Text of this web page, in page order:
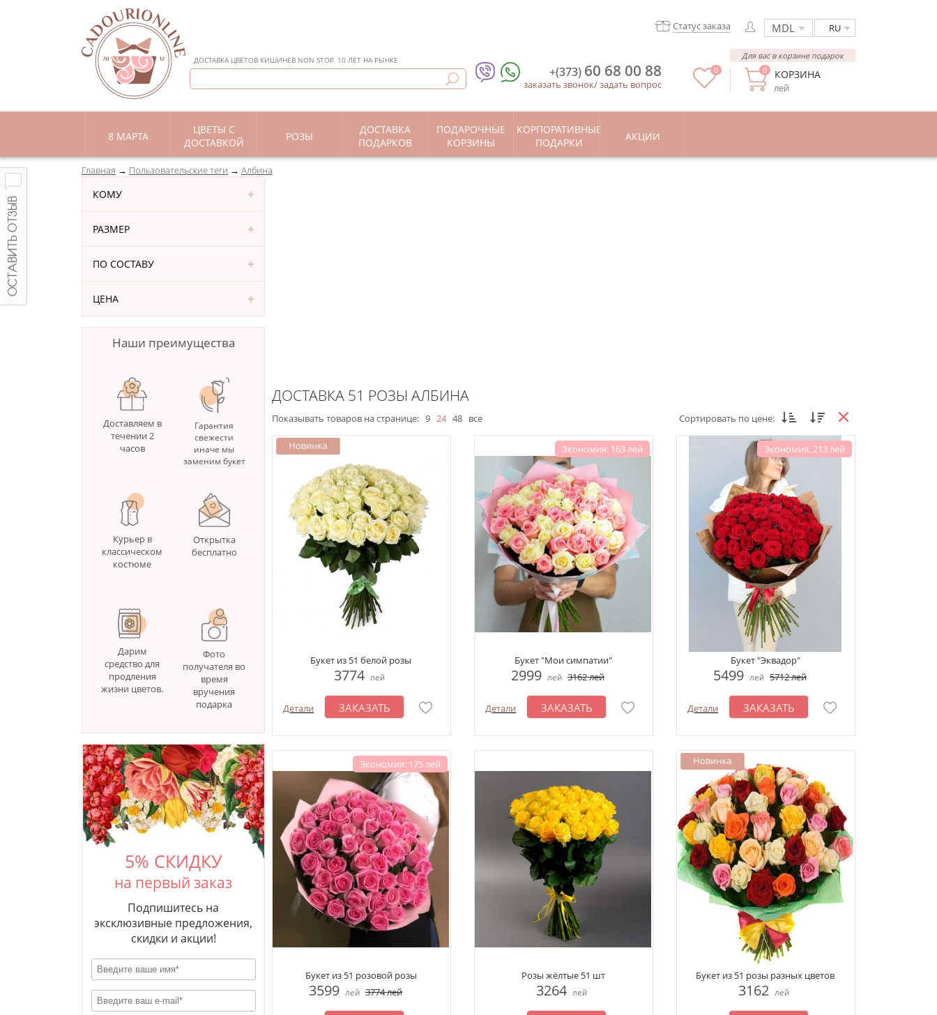
ДОСТАВКА ЦВЕТОВ КИШИНЕВ NON STOP. 10 ЛЕТ НА РЫНКЕ
RU
Статус заказа
КОРЗИНА
лей
0
Для вас в корзине подарок
0
+(373) 60 68 00 88
заказать звонок/задать вопрос
8 МАРТА
ЦВЕТЫ С
ДОСТАВКОЙ
РОЗЫ
ДОСТАВКА
ПОДАРКОВ
ПОДАРОЧНЫЕ
КОРЗИНЫ
КОРПОРАТИВНЫЕ
ПОДАРКИ
АКЦИИ
Главная Пользовательские теги Албина
КОМУ
РАЗМЕР
ПО СОСТАВУ
ЦЕНА
Наши преимущества
Доставляем в
течении 2
часов
Гарантия
свежести
иначе мы
заменим букет
Курьер в
классическом
костюме
Открытка
бесплатно
Дарим
средство для
продления
жизни цветов.
Фото
получателя во
время
вручения
подарка
5% СКИДКУ
на первый заказ
Подпишитесь на
эксклюзивные предложения,
скидки и акции!
ДОСТАВКА 51 РОЗЫ АЛБИНА
Показывать товаров на странице: 9 24 48 все Сортировать по цене:
Букет из 51 белой розы
3774 лей
Детали ЗАКАЗАТЬ
Экономия: 163 лей
Букет "Мои симпатии"
2999 лей 3162лей
Детали ЗАКАЗАТЬ
Экономия: 213 лей
Букет "Эквадор"
5499 лей 5712лей
Детали ЗАКАЗАТЬ
Экономия: 175 лей
Букет из 51 розовой розы
3599 лей 3774лей
Розы жёлтые 51 шт
3264 лей
Букет из 51 розы разных цветов
3162 лей